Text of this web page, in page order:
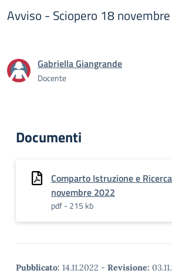
Avviso - Sciopero 18
Gabriella Giangrande
Docente
Documenti
Comparto Istruzione e
novembre 2022
pdf - 215 kb
Pubblicato: 14.11.2022 - Revisione: